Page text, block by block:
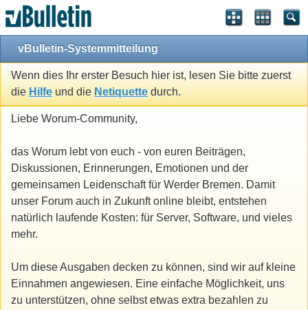
vBulletin-Systemmitteilung
Wenn dies Ihr erster Besuch hier ist, lesen Sie bitte zuerst
die Hilfe und die Netiquette durch.
Liebe Worum-Community,
das Worum lebt von euch - von euren Beiträgen,
Diskussionen, Erinnerungen, Emotionen und der
gemeinsamen Leidenschaft für Werder Bremen. Damit
unser Forum auch in Zukunft online bleibt, entstehen
natürlich laufende Kosten: für Server, Software, und vieles
mehr.
Um diese Ausgaben decken zu können, sind wir auf kleine
Einnahmen angewiesen. Eine einfache Möglichkeit, uns
zu unterstützen, ohne selbst etwas extra bezahlen zu